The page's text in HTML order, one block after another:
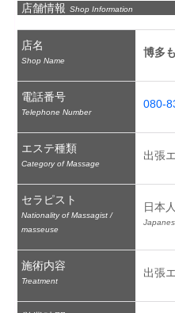
店舗情報 Shop Information
店名
Shop Name
博多
電話番号
Telephone Number
080-
エステ種類
Category of Massage
出張
セラピスト
Nationality of Massagist /
masseuse
日本人
施術内容
Treatment
出張